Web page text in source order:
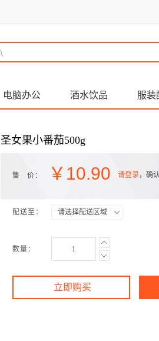
电脑办公 酒水饮品 服装
圣女果小番茄500g
售 价： ￥ 10.90 请登录，确
配送至： 请选择配送区域
数量：
立即购买